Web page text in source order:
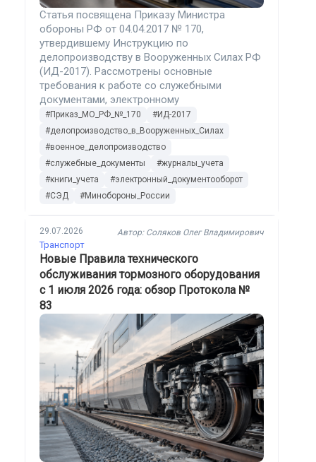
Статья посвящена Приказу Министра
обороны РФ от 04.04.2017 № 170,
утвердившему Инструкцию по
делопроизводству в Вооруженных Силах РФ
(ИД-2017). Рассмотрены основные
требования к работе со служебными
документами, электронному
документообороту, регистрации и контролю
исполнения, а также формы книг и журналов
учета с учетом редакции от 29 июня 2026
#Приказ_МО_РФ_№_170
#ИД-2017
#делопроизводство_в_Вооруженных_Силах
#военное_делопроизводство
#служебные_документы
#журналы_учета
#книги_учета
#электронный_документооборот
#СЭД
#Минобороны_России
29.07.2026 Автор: Соляков Олег Владимирович
Транспорт
Новые Правила технического
обслуживания тормозного оборудования
с 1 июля 2026 года: обзор Протокола №
83